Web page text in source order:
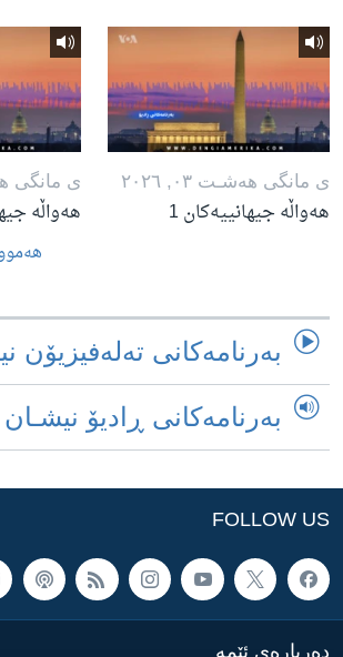
ی مانگی هه‌شـت ٠٣, ٢٠٢٦
هەواڵە جیهانییەکان 1
ی مانگی
هەواڵە
به‌رنامه‌کانی ته‌له‌فیزیۆن
به‌رنامه‌کانی ڕادیۆ
FOLLOW US
ده‌رباره‌ی ئێمه‌